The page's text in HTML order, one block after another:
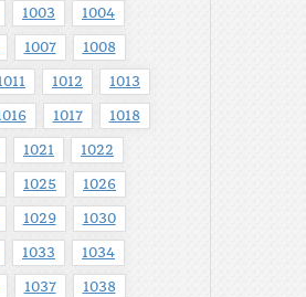
1003 1004
1007 1008
1012 1013
1017 1018
1021 1022
1025 1026
1029 1030
1033 1034
1037 1038